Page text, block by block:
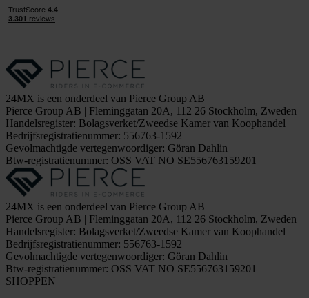
24MX is een onderdeel van Pierce Group AB
Pierce Group AB | Fleminggatan 20A, 112 26 Stockholm, Zweden
Handelsregister: Bolagsverket/Zweedse Kamer van Koophandel
Bedrijfsregistratienummer: 556763-1592
Gevolmachtigde vertegenwoordiger: Göran Dahlin
Btw-registratienummer: OSS VAT NO SE556763159201
24MX is een onderdeel van Pierce Group AB
Pierce Group AB | Fleminggatan 20A, 112 26 Stockholm, Zweden
Handelsregister: Bolagsverket/Zweedse Kamer van Koophandel
Bedrijfsregistratienummer: 556763-1592
Gevolmachtigde vertegenwoordiger: Göran Dahlin
Btw-registratienummer: OSS VAT NO SE556763159201
SHOPPEN